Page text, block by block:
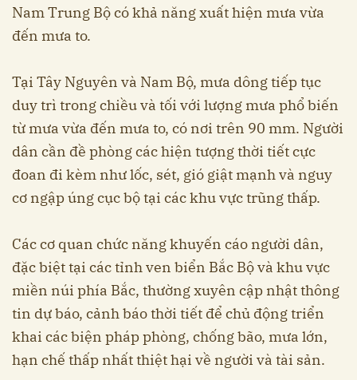
Nam Trung Bộ có khả năng xuất hiện mưa vừa
đến mưa to.
Tại Tây Nguyên và Nam Bộ, mưa dông tiếp tục
duy trì trong chiều và tối với lượng mưa phổ biến
từ mưa vừa đến mưa to, có nơi trên 90 mm. Người
dân cần đề phòng các hiện tượng thời tiết cực
đoan đi kèm như lốc, sét, gió giật mạnh và nguy
cơ ngập úng cục bộ tại các khu vực trũng thấp.
Các cơ quan chức năng khuyến cáo người dân,
đặc biệt tại các tỉnh ven biển Bắc Bộ và khu vực
miền núi phía Bắc, thường xuyên cập nhật thông
tin dự báo, cảnh báo thời tiết để chủ động triển
khai các biện pháp phòng, chống bão, mưa lớn,
hạn chế thấp nhất thiệt hại về người và tài sản.